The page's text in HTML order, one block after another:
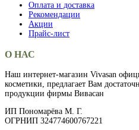
Оплата и доставка
Рекомендации
Акции
Прайс-лист
О НАС
Наш интернет-магазин Vivasan
косметики, предлагает Вам
продукции фирмы Вивасан
ИП Пономарёва М. Г.
ОГРНИП 324774600767221